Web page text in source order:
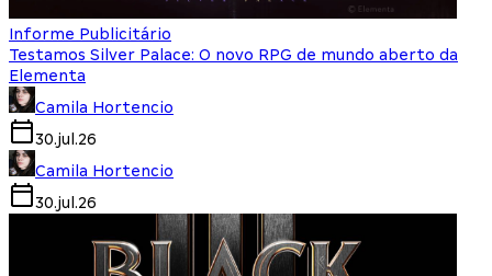
Informe Publicitário
Testamos Silver Palace: O novo RPG de mundo aberto da
Elementa
Camila Hortencio
30.jul.26
Camila Hortencio
30.jul.26